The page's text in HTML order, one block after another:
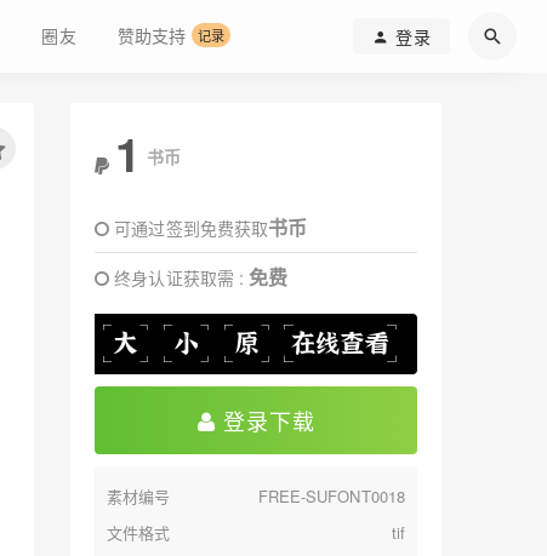
圈友 赞助支持 记录 登录
1 书币
可通过签到免费获取书币
终身认证获取需 :免费
登录下载
素材编号
FREE-SUFONT0018
文件格式
tif